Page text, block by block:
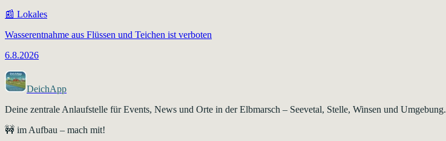
📰 Lokales
Wasserentnahme aus Flüssen und Teichen ist verboten
6.8.2026
DeichApp
Deine zentrale Anlaufstelle für Events, News und Orte in der Elbmarsch – Seevetal, Stelle, Winsen und Umgebung.
🚧 im Aufbau – mach mit!